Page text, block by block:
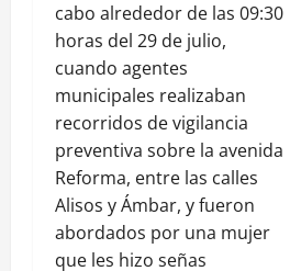
cabo alrededor de las 09:30
horas del 29 de julio,
cuando agentes
municipales realizaban
recorridos de vigilancia
preventiva sobre la avenida
Reforma, entre las calles
Alisos y Ámbar, y fueron
abordados por una mujer
que les hizo señas